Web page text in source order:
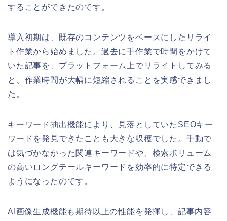
することができたのです。
導入初期は、既存のコンテンツをベースにしたリライ
ト作業から始めました。過去に手作業で時間をかけて
いた記事を、プラットフォーム上でリライトしてみる
と、作業時間が大幅に短縮されることを実感できまし
た。
キーワード抽出機能により、見落としていたSEOキー
ワードを発見できたことも大きな収穫でした。手動で
は気づかなかった関連キーワードや、検索ボリューム
の高いロングテールキーワードを効率的に特定できる
ようになったのです。
AI画像生成機能も期待以上の性能を発揮し、記事内容